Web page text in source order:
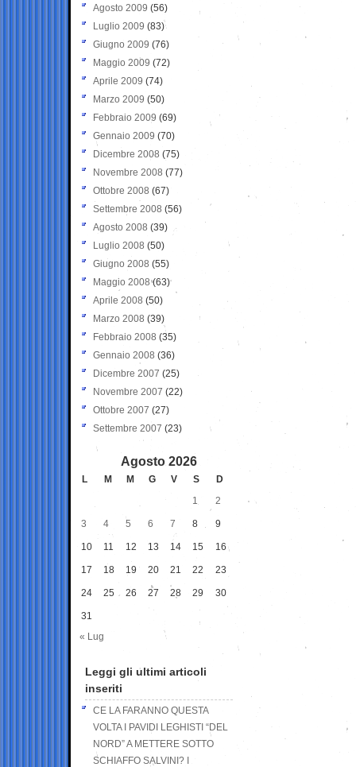
Agosto 2009 (56)
Luglio 2009 (83)
Giugno 2009 (76)
Maggio 2009 (72)
Aprile 2009 (74)
Marzo 2009 (50)
Febbraio 2009 (69)
Gennaio 2009 (70)
Dicembre 2008 (75)
Novembre 2008 (77)
Ottobre 2008 (67)
Settembre 2008 (56)
Agosto 2008 (39)
Luglio 2008 (50)
Giugno 2008 (55)
Maggio 2008(63)
Aprile 2008 (50)
Marzo 2008 (39)
Febbraio 2008 (35)
Gennaio 2008 (36)
Dicembre 2007 (25)
Novembre 2007 (22)
Ottobre 2007 (27)
Settembre 2007 (23)
Agosto 2026
L M M G V S
D
1
2
3 4 5 6 7 8 9
10 11 12 13 14 15 16
17 18 19 20 21 22 23
24 25 26 27 28 29 30
31
« Lug
Leggi gli ultimi articoli
inseriti
CE LA FARANNO QUESTA
VOLTA I PAVIDI LEGHISTI “DEL
NORD” A METTERE SOTTO
SCHIAFFO SALVINI? I